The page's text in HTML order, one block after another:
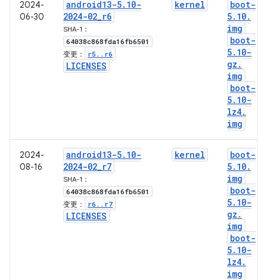
2024-
06-30
android13-5. 10-
2024-02_r6
SHA-1：
64038c868fda16fb6501
变更： r5 . . r6
LICENSES
kernel
boot-
5. 10.
img
boot-
5. 10-
gz .
img
boot-
5. 10-
lz4.
img
2024-
08-16
android13-5. 10-
2024-02_r7
SHA-1：
64038c868fda16fb6501
变更： r6 . . r7
LICENSES
kernel
boot-
5. 10.
img
boot-
5. 10-
gz .
img
boot-
5. 10-
lz4.
img